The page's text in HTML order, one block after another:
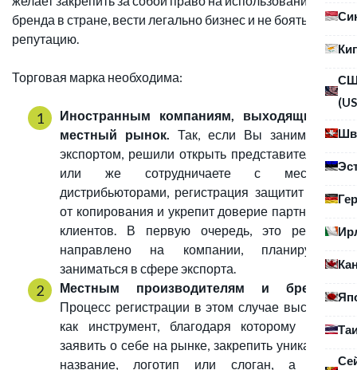
бренда в стране, вести легально бизнес и не бояться за
репутацию.
Торговая марка необходима:
Иностранным компаниям, выходящим на
местный рынок. Так, если Вы занимаетесь
экспортом, решили открыть представительство
или же сотрудничаете с местными
дистрибьюторами, регистрация защитит бренд
от копирования и укрепит доверие партнеров и
клиентов. В первую очередь, это решение
направлено на компании, планирующие
заниматься в сфере экспорта.
Местным производителям и брендам.
Процесс регистрации в этом случае выступает
как инструмент, благодаря которому можно
заявить о себе на рынке, закрепить уникальное
название, логотип или слоган, а также